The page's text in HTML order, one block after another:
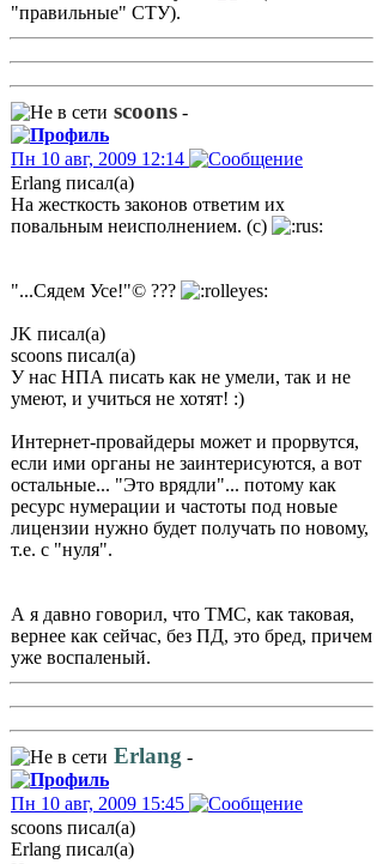
"правильные" СТУ).
scoons -
Пн 10 авг, 2009 12:14
Erlang писал(а)
На жесткость законов ответим их
повальным неисполнением. (с)
"...Сядем Усе!"© ???
JK писал(а)
scoons писал(а)
У нас НПА писать как не умели, так и не
умеют, и учиться не хотят! :)
Интернет-провайдеры может и прорвутся,
если ими органы не заинтерисуются, а вот
остальные... "Это врядли"... потому как
ресурс нумерации и частоты под новые
лицензии нужно будет получать по новому,
т.е. с "нуля".
А я давно говорил, что ТМС, как таковая,
вернее как сейчас, без ПД, это бред, причем
уже воспаленый.
Erlang -
Пн 10 авг, 2009 15:45
scoons писал(а)
Erlang писал(а)